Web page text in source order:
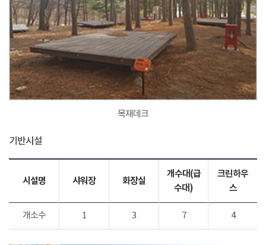
목재데크
기반시설
시설명 샤워장 화장실
개수대(급
수대)
크린하우
스
개소수 1 3 7 4